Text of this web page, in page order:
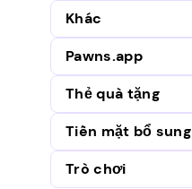
Khác
Pawns.app
Thẻ quà tặng
Tiền mặt bổ sung
Trò chơi